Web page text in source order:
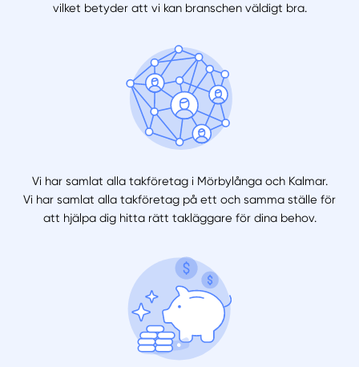
vilket betyder att vi kan branschen väldigt bra.
Vi har samlat alla takföretag i Mörbylånga och Kalmar.
Vi har samlat alla takföretag på ett och samma ställe för
att hjälpa dig hitta rätt takläggare för dina behov.